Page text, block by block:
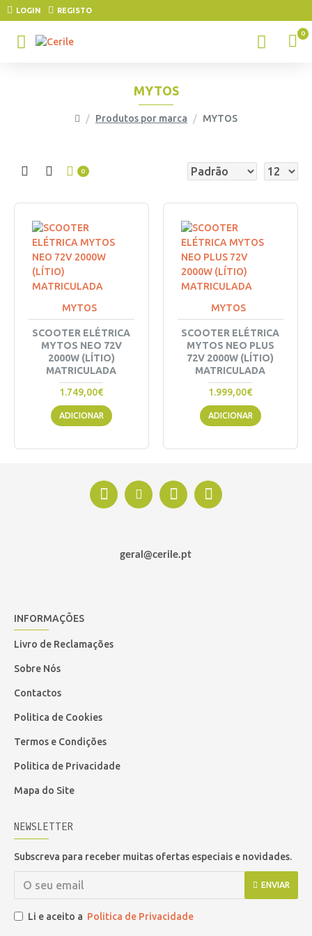
LOGIN REGISTO
0
Produtos por marca MYTOS
MYTOS
0
MYTOS
SCOOTER ELÉTRICA
MYTOS NEO 72V
2000W (LÍTIO)
MATRICULADA
1.749,00€
ADICIONAR
MYTOS
SCOOTER ELÉTRICA
MYTOS NEO PLUS
72V 2000W (LÍTIO)
MATRICULADA
1.999,00€
ADICIONAR
geral@cerile.pt
INFORMAÇÕES
Livro de Reclamações
Sobre Nós
Contactos
Politica de Cookies
Termos e Condições
Politica de Privacidade
Mapa do Site
NEWSLETTER
Subscreva para receber muitas ofertas especiais e novidades.
ENVIAR
Li e aceito a Politica de Privacidade